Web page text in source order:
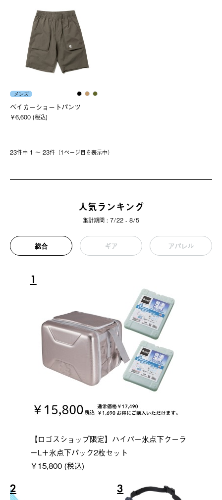
メンズ
ベイカーショートパンツ
￥6,600 (税込)
23件中 1 〜 23件（1ページ⽬を表⽰中）
人気ランキング
集計期間 : 7/22 - 8/5
総合 ギア アパレル
1
【ロゴスショップ限定】ハイパー氷点下クーラ
ーL＋氷点下パック2枚セット
￥15,800 (税込)
2 3